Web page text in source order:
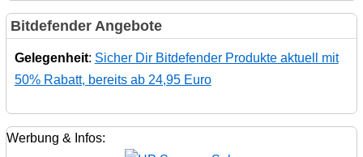
Bitdefender Angebote
Gelegenheit: Sicher Dir Bitdefender Produkte aktuell mit
50% Rabatt, bereits ab 24,95 Euro
Werbung & Infos: